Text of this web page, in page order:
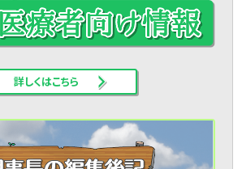
詳しくはこちら